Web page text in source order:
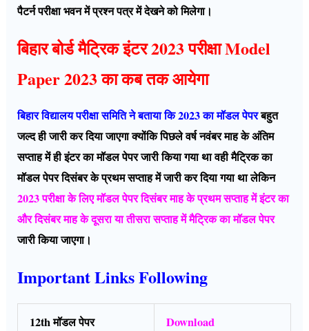
पैटर्न परीक्षा भवन में प्रश्न पत्र में देखने को मिलेगा।
बिहार बोर्ड मैट्रिक इंटर 2023 परीक्षा Model
Paper 2023 का कब तक आयेगा
बिहार विद्यालय परीक्षा समिति ने बताया कि 2023 का मॉडल पेपरबहुत
जल्द ही जारी कर दिया जाएगा क्योंकि पिछले वर्ष नवंबर माह के अंतिम
सप्ताह में ही इंटर का मॉडल पेपर जारी किया गया था वही मैट्रिक का
मॉडल पेपर दिसंबर के प्रथम सप्ताह में जारी कर दिया गया था लेकिन
2023 परीक्षा के लिए मॉडल पेपर दिसंबर माह के प्रथम सप्ताह में इंटर का
और दिसंबर माह के दूसरा या तीसरा सप्ताह में मैट्रिक का मॉडल पेपर
जारी किया जाएगा।
Important Links Following
12th मॉडल पेपर Download